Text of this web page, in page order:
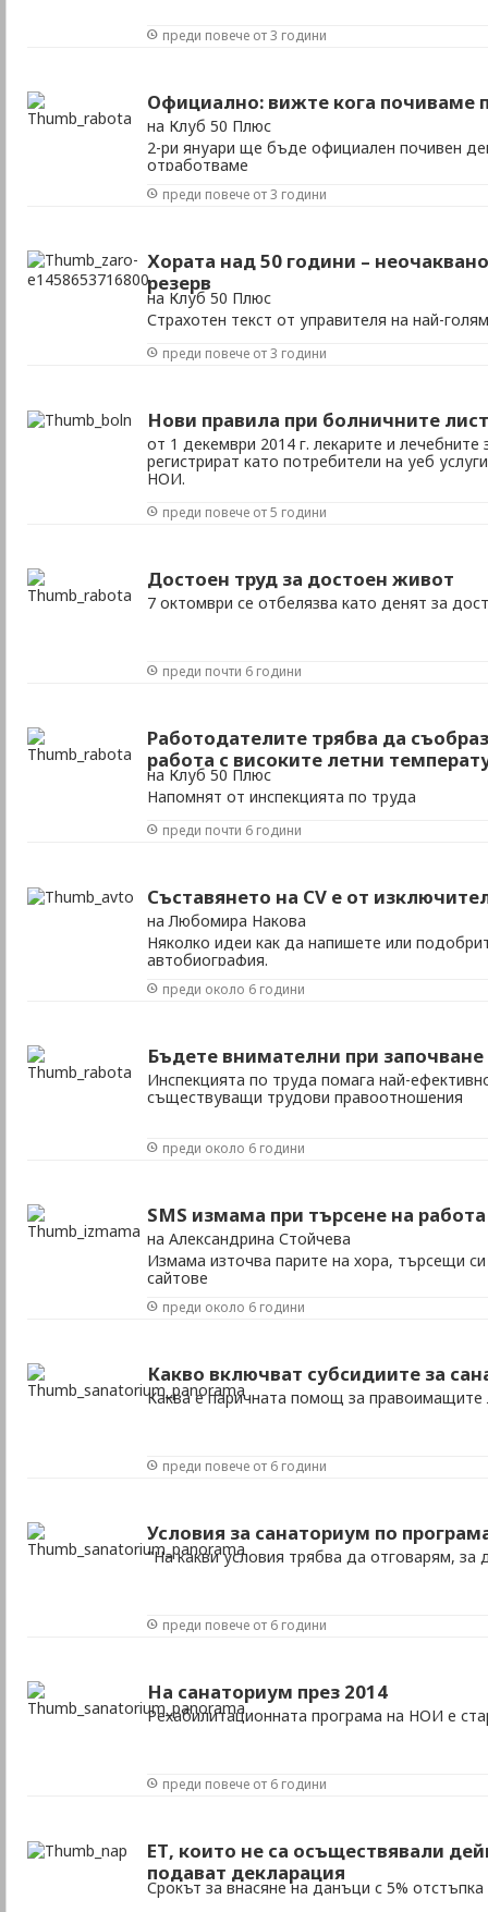
преди повече от 3 години
Официално: вижте кога почиваме
на Клуб 50 Плюс
2-ри януари ще бъде официален почивен
отработваме
преди повече от 3 години
Хората над 50 години –
резерв
на Клуб 50 Плюс
Страхотен текст от управителя на най-
JobTiger
преди повече от 3 години
Нови правила при болничните
от 1 декември 2014 г. лекарите и
регистрират като потребители на уеб
НОИ.
преди повече от 5 години
Достоен труд за достоен живот
7 октомври се отбелязва като денят за
преди почти 6 години
Работодателите трябва да
работа с високите летни
на Клуб 50 Плюс
Напомнят от инспекцията по труда
преди почти 6 години
Съставянето на CV е от
на Любомира Накова
Няколко идеи как да напишете или
автобиография.
преди около 6 години
Бъдете внимателни при
Инспекцията по труда помага най-
съществуващи трудови правоотношения
преди около 6 години
SMS измама при търсене на работа
на Александрина Стойчева
Измама източва парите на хора, търсещи
сайтове
преди около 6 години
Какво включват субсидиите за
Каква е паричната помощ за правоимащите
преди повече от 6 години
Условия за санаториум по
"На какви условия трябва да отговарям, за
преди повече от 6 години
На санаториум през 2014
Рехабилитационната програма на НОИ е
преди повече от 6 години
ЕТ, които не са осъществявали
подават декларация
Срокът за внасяне на данъци с 5%